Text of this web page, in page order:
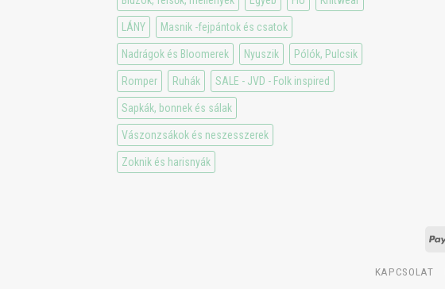
LÁNY Masnik -fejpántok és csatok
Nadrágok és Bloomerek Nyuszik Pólók, Pulcsik
Romper Ruhák SALE - JVD - Folk inspired
Sapkák, bonnek és sálak
Vászonzsákok és neszesszerek
Zoknik és harisnyák
KAPCSOLAT